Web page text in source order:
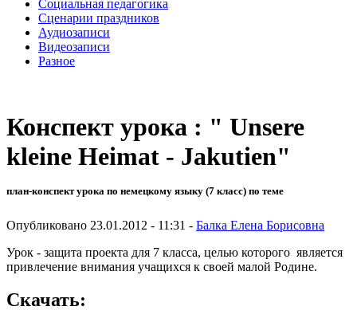
Социальная педагогика
Сценарии праздников
Аудиозаписи
Видеозаписи
Разное
Конспект урока : " Unsere
kleine Heimat - Jakutien"
план-конспект урока по немецкому языку (7 класс) по теме
Опубликовано 23.01.2012 - 11:31 - Балка Елена Борисовна
Урок - защита проекта для 7 класса, целью которого является
привлечение внимания учащихся к своей малой Родине.
Скачать: